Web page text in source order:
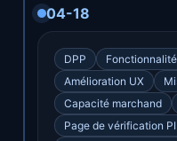
04-18
DPP Fonctionnalité
Amélioration UX
Capacité marchand
Page de vérification